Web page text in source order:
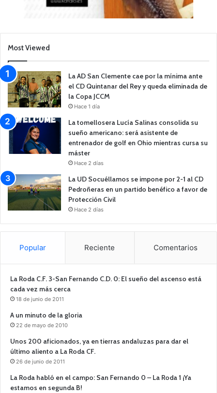
Most Viewed
La AD San Clemente cae por la mínima ante
el CD Quintanar del Rey y queda eliminada de
la Copa JCCM
Hace 1 día
La tomellosera Lucía Salinas consolida su
sueño americano: será asistente de
entrenador de golf en Ohio mientras cursa su
máster
Hace 2 días
La UD Socuéllamos se impone por 2-1 al CD
Pedroñeras en un partido benéfico a favor de
Protección Civil
Hace 2 días
Popular Reciente Comentarios
La Roda C.F. 3-San Fernando C.D. 0: El sueño del ascenso está
cada vez más cerca
18 de junio de 2011
A un minuto de la gloria
22 de mayo de 2010
Unos 200 aficionados, ya en tierras andaluzas para dar el
último aliento a La Roda CF.
26 de junio de 2011
La Roda habló en el campo: San Fernando 0 – La Roda 1 ¡Ya
estamos en segunda B!